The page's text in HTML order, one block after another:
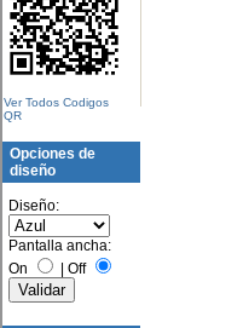
Ver Todos Codigos
QR
Opciones de
diseño
Diseño:
Pantalla ancha:
On
| Off